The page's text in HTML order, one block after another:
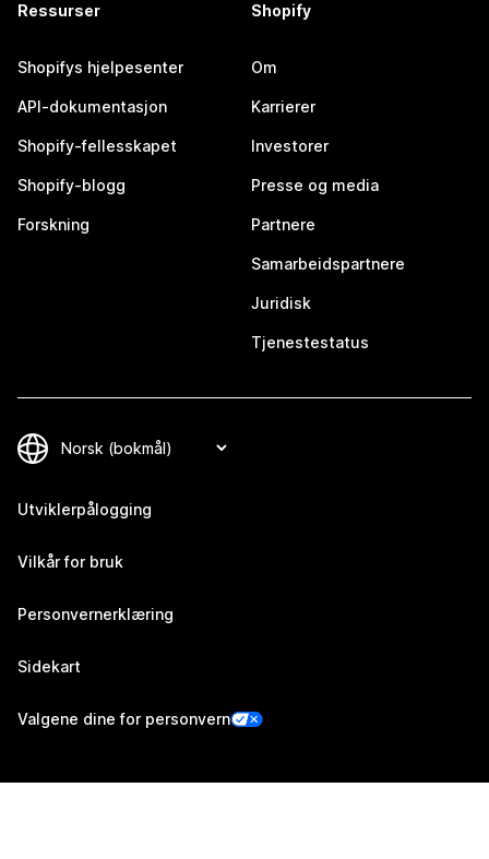
Ressurser
Shopifys hjelpesenter
API-dokumentasjon
Shopify-fellesskapet
Shopify-blogg
Forskning
Shopify
Om
Karrierer
Investorer
Presse og media
Partnere
Samarbeidspartnere
Juridisk
Tjenestestatus
Utviklerpålogging
Vilkår for bruk
Personvernerklæring
Sidekart
Valgene dine for personvern